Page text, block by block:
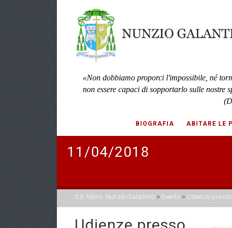
«Non dobbiamo proporci l'impossibile, né
non essere capaci di sopportarlo sulle nostre
BIOGRAFIA ABITARE LE
11/04/2018
S.E. Mons. Nunzio Galantino > Events > Udienze